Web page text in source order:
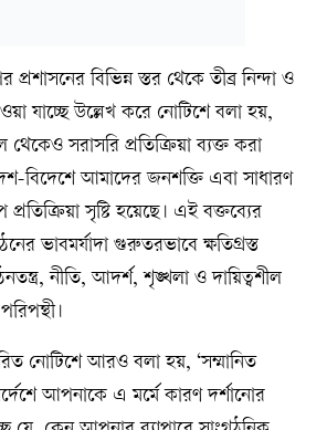
বিভিন্ন স্তর থেকে তীব্র নিন্দা ও
যাচ্ছে উল্লেখ করে নোটিশে বলা হয়,
সরাসরি প্রতিক্রিয়া ব্যক্ত করা
বিদেশে আমাদের জনশক্তি এবা সাধারণ
সৃষ্টি হয়েছে। এই বক্তব্যের
ভাবমর্যাদা গুরুতরভাবে ক্ষতিগ্রস্ত
নীতি, আদর্শ, শৃঙ্খলা ও দায়িত্বশীল
নোটিশে আরও বলা হয়, ‘সম্মানিত
আপনাকে এ মর্মে কারণ দর্শানোর